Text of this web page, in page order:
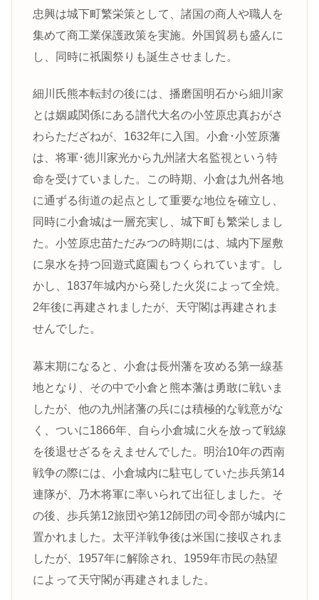
忠興は城下町繁栄策として、諸国の商人や職人を
集めて商工業保護政策を実施。外国貿易も盛んに
し、同時に祇園祭りも誕生させました。
細川氏熊本転封の後には、播磨国明石から細川家
とは姻戚関係にある譜代大名の小笠原忠真おがさ
わらただざねが、1632年に入国。小倉･小笠原藩
は、将軍･徳川家光から九州諸大名監視という特
命を受けていました。この時期、小倉は九州各地
に通ずる街道の起点として重要な地位を確立し、
同時に小倉城は一層充実し、城下町も繁栄しまし
た。小笠原忠苗ただみつの時期には、城内下屋敷
に泉水を持つ回遊式庭園もつくられています。し
かし、1837年城内から発した火災によって全焼。
2年後に再建されましたが、天守閣は再建されま
せんでした。
幕末期になると、小倉は長州藩を攻める第一線基
地となり、その中で小倉と熊本藩は勇敢に戦いま
したが、他の九州諸藩の兵には積極的な戦意がな
く、ついに1866年、自ら小倉城に火を放って戦線
を後退せざるをえませんでした。明治10年の西南
戦争の際には、小倉城内に駐屯していた歩兵第14
連隊が、乃木将軍に率いられて出征しました。そ
の後、歩兵第12旅団や第12師団の司令部が城内に
置かれました。太平洋戦争後は米国に接収されま
したが、1957年に解除され、1959年市民の熱望
によって天守閣が再建されました。